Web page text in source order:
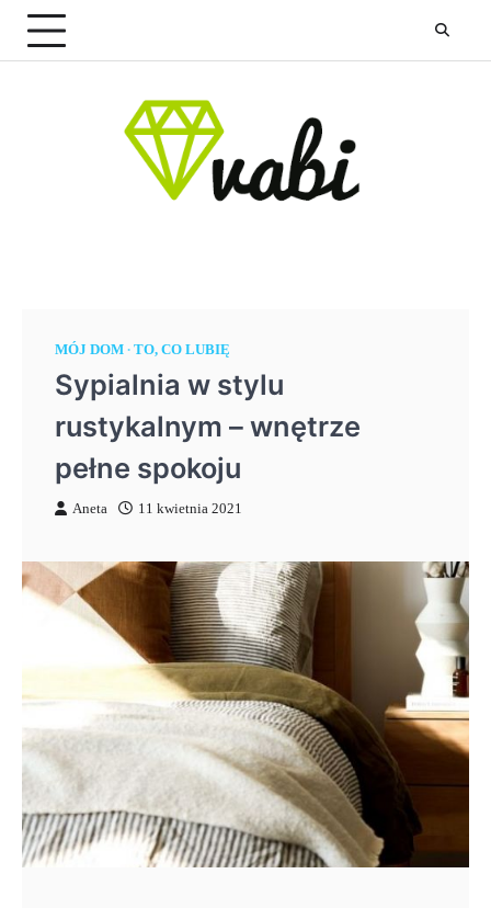
Skip
content
MÓJ DOM TO, CO LUBIĘ
Sypialnia w stylu
rustykalnym – wnętrze
pełne spokoju
Aneta 11 kwietnia 2021